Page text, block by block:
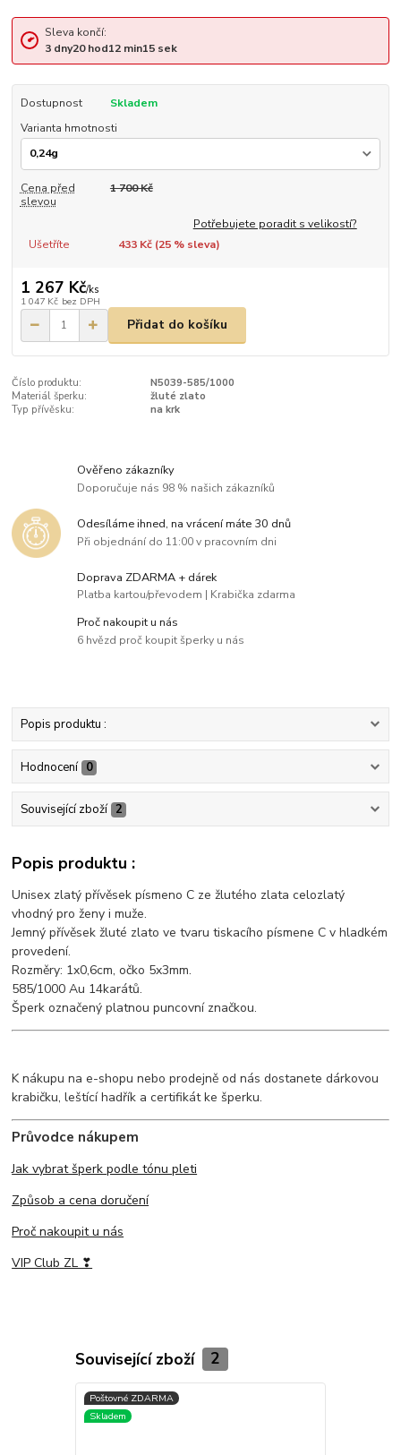
Sleva končí:
3 dny20hod12min15sek
Dostupnost
Skladem
Varianta hmotnosti
Cena před
slevou
1 700 Kč
Potřebujete poradit s velikostí?
Ušetříte
433 Kč (25% sleva)
1 267 Kč/ks
1 047 Kč bez DPH
Přidat do košíku
Číslo produktu:
N5039-585/1000
Materiál šperku:
žluté zlato
Typ přívěsku:
na krk
Ověřeno zákazníky
Doporučuje nás 98 % našich zákazníků
Odesíláme ihned, na vrácení máte 30 dnů
Při objednání do 11:00 v pracovním dni
Doprava ZDARMA + dárek
Platba kartou/převodem | Krabička zdarma
Proč nakoupit u nás
6 hvězd proč koupit šperky u nás
Popis produktu :
Hodnocení 0
Související zboží 2
Popis produktu :
Unisex zlatý přívěsek písmeno C ze žlutého zlata celozlatý
vhodný pro ženy i muže.
Jemný přívěsek žluté zlato ve tvaru tiskacího písmene C v hladkém
provedení.
Rozměry: 1x0,6cm, očko 5x3mm.
585/1000 Au 14karátů.
Šperk označený platnou puncovní značkou.
K nákupu na e-shopu nebo prodejně od nás dostanete dárkovou
krabičku, leštící hadřík a certifikát ke šperku.
Průvodce nákupem
Jak vybrat šperk podle tónu pleti
Způsob a cena doručení
Proč nakoupit u nás
VIP Club ZL ❣
Související zboží 2